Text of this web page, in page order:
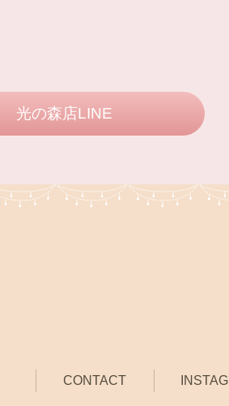
光の森店LINE
CONTACT